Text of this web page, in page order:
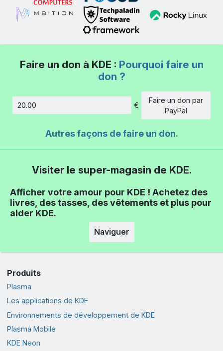
Faire un don à KDE : Pourquoi faire un
don ?
Montant
€
Faire un don par
PayPal
Autres façons de faire un don.
Visiter le super-magasin de KDE.
Afficher votre amour pour KDE ! Achetez des
livres, des tasses, des vêtements et plus pour
aider KDE.
Naviguer
Produits
Plasma
Les applications de KDE
Environnements de développement de KDE
Plasma Mobile
KDE Neon